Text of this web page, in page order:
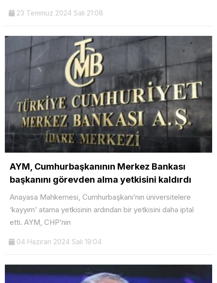
23 Temmuz 2024 Salı 21:08
AYM, Cumhurbaşkanının Merkez Bankası
başkanını görevden alma yetkisini kaldırdı
Anayasa Mahkemesi, Cumhurbaşkanı’nın üniversitelere
‘kayyım’ atama yetkisinin ardından bir yetkisini daha iptal
etti. AYM, CHP’nin
04 Haziran 2024 Salı 19:04